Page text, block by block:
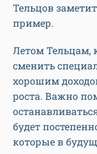
Тельцов
пример.
Летом Тельцам,
сменить
хорошим
роста. Важно
будет
которые в